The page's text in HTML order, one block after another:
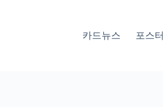
카드뉴스 포스터